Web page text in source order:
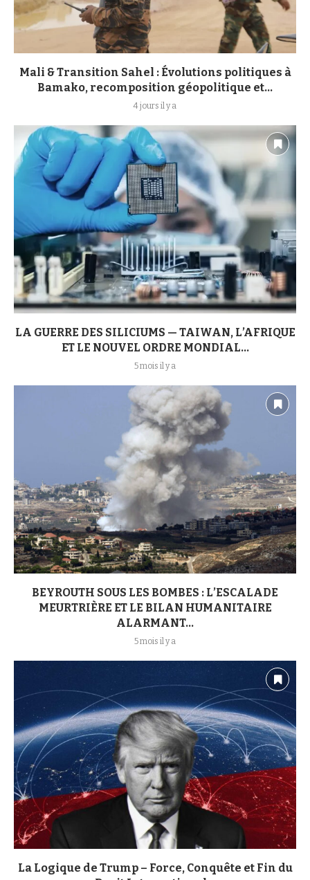
Mali & Transition Sahel : Évolutions politiques à
Bamako, recomposition géopolitique et...
4 jours il y a
LA GUERRE DES SILICIUMS — TAIWAN, L’AFRIQUE
ET LE NOUVEL ORDRE MONDIAL...
5 mois il y a
BEYROUTH SOUS LES BOMBES : L’ESCALADE
MEURTRIÈRE ET LE BILAN HUMANITAIRE
ALARMANT...
5 mois il y a
La Logique de Trump – Force, Conquête et Fin du